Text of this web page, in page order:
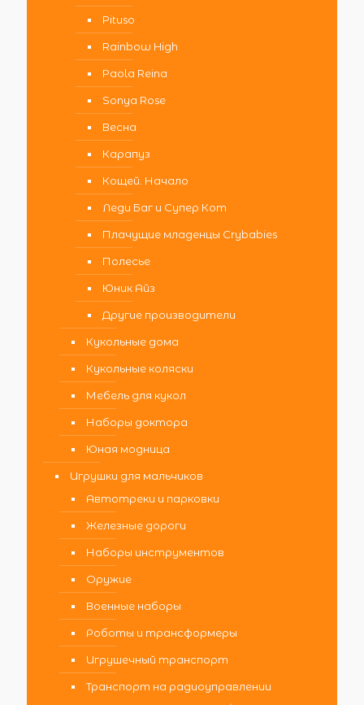
Pituso
Rainbow High
Paola Reina
Sonya Rose
Весна
Карапуз
Кощей. Начало
Леди Баг и Супер Кот
Плачущие младенцы Crybabies
Полесье
Юник Айз
Другие производители
Кукольные дома
Кукольные коляски
Мебель для кукол
Наборы доктора
Юная модница
Игрушки для мальчиков
Автотреки и парковки
Железные дороги
Наборы инструментов
Оружие
Военные наборы
Роботы и трансформеры
Игрушечный транспорт
Транспорт на радиоуправлении